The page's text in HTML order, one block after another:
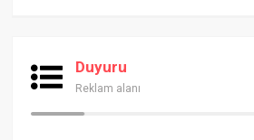
Duyuru
Reklam alanı